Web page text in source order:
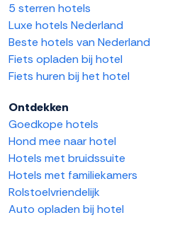
5 sterren hotels
Luxe hotels Nederland
Beste hotels van Nederland
Fiets opladen bij hotel
Fiets huren bij het hotel
Ontdekken
Goedkope hotels
Hond mee naar hotel
Hotels met bruidssuite
Hotels met familiekamers
Rolstoelvriendelijk
Auto opladen bij hotel